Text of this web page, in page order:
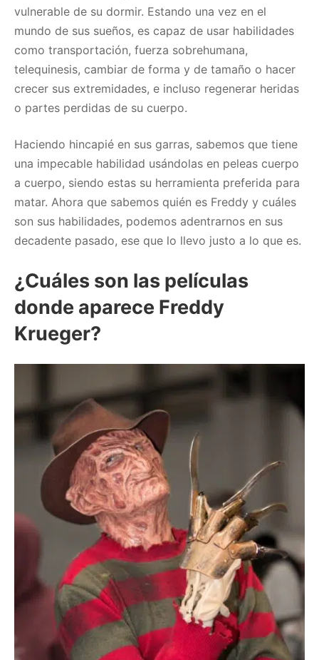
vulnerable de su dormir. Estando una vez en el
mundo de sus sueños, es capaz de usar habilidades
como transportación, fuerza sobrehumana,
telequinesis, cambiar de forma y de tamaño o hacer
crecer sus extremidades, e incluso regenerar heridas
o partes perdidas de su cuerpo.
Haciendo hincapié en sus garras, sabemos que tiene
una impecable habilidad usándolas en peleas cuerpo
a cuerpo, siendo estas su herramienta preferida para
matar. Ahora que sabemos quién es Freddy y cuáles
son sus habilidades, podemos adentrarnos en sus
decadente pasado, ese que lo llevo justo a lo que es.
¿Cuáles son las películas
donde aparece Freddy
Krueger?